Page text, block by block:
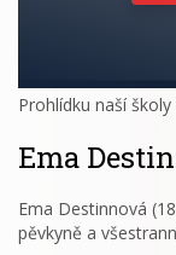
Prohlídku naší
Ema
Ema Destinnová
pěvkyně a